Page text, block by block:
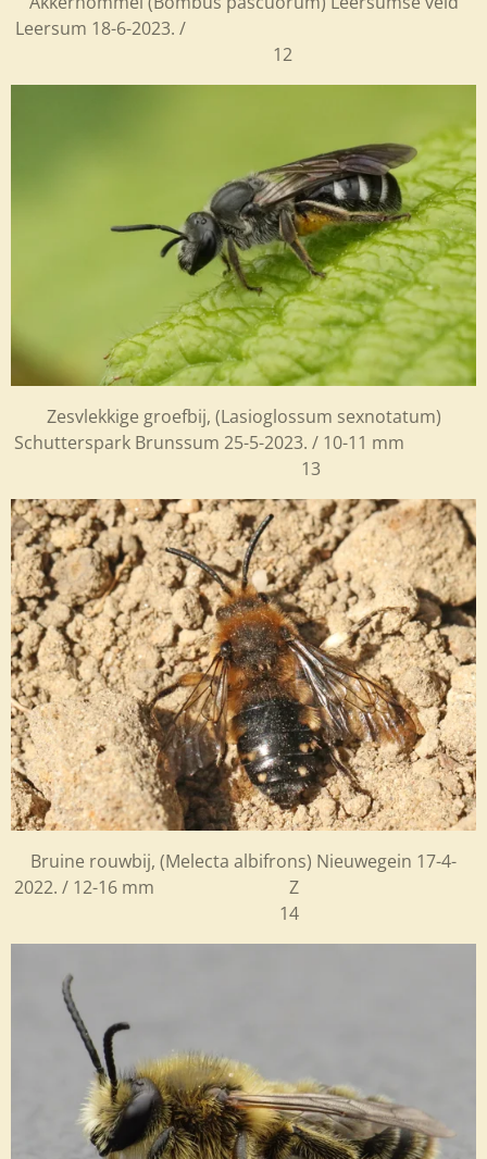
Leersum 18-6-2023. /
12
Zesvlekkige groefbij, (Lasioglossum sexnotatum)
Schutterspark Brunssum 25-5-2023. / 10-11 mm
13
Bruine rouwbij, (Melecta albifrons) Nieuwegein 17-4-
2022. / 12-16 mm Z
14